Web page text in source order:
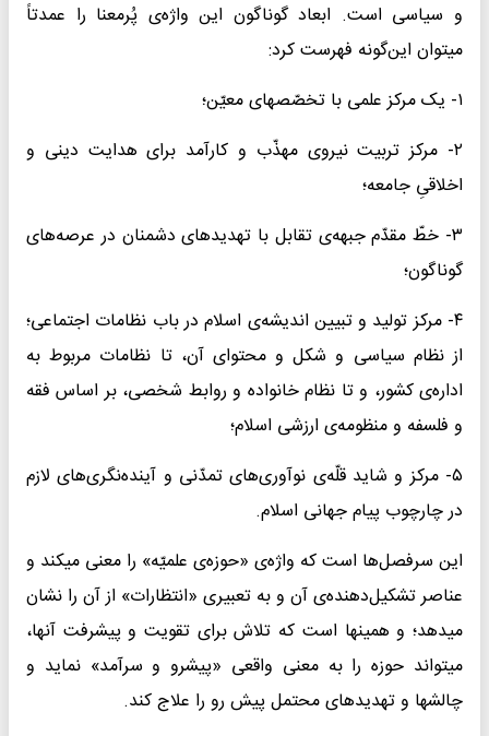
و سیاسی است. ابعاد گوناگون این واژه‌ی پُرمعنا را عمدتاً
میتوان این‌گونه فهرست کرد:
۱- یک مرکز علمی با تخصّصهای معیّن؛
۲- مرکز تربیت نیروی مهذّب و کارآمد برای هدایت دینی و
اخلاقیِ جامعه؛
۳- خطّ مقدّم جبهه‌ی تقابل با تهدیدهای دشمنان در عرصه‌های
گوناگون؛
۴- مرکز تولید و تبیین اندیشه‌ی اسلام در باب نظامات اجتماعی؛
از نظام سیاسی و شکل و محتوای آن، تا نظامات مربوط به
اداره‌ی کشور، و تا نظام خانواده و روابط شخصی، بر اساس فقه
و فلسفه و منظومه‌ی ارزشی اسلام؛
۵- مرکز و شاید قلّه‌ی نوآوری‌های تمدّنی و آینده‌نگری‌های لازم
در چارچوب پیام جهانی اسلام.
این سرفصل‌ها است که واژه‌ی «حوزه‌ی علمیّه» را معنی میکند و
عناصر تشکیل‌دهنده‌ی آن و به تعبیری «انتظارات» از آن را نشان
میدهد؛ و همینها است که تلاش برای تقویت و پیشرفت آنها،
میتواند حوزه را به معنی واقعی «پیشرو و سرآمد» نماید و
چالشها و تهدیدهای محتمل پیش رو را علاج کند.